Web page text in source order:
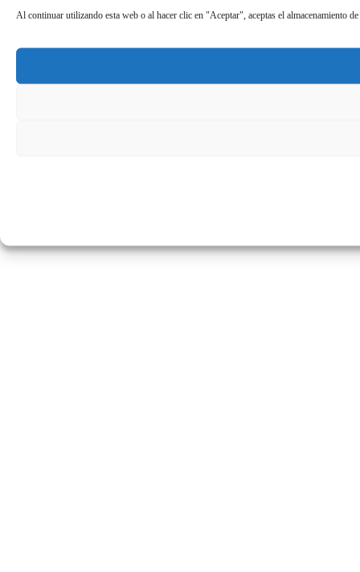
Al continuar utilizando esta web o al hacer clic en "Aceptar", aceptas el almacenamiento